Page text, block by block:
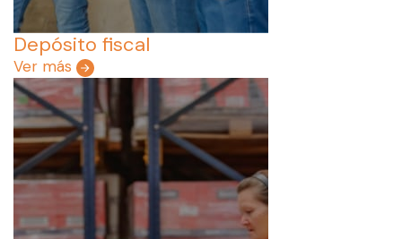
Depósito fiscal
Ver más